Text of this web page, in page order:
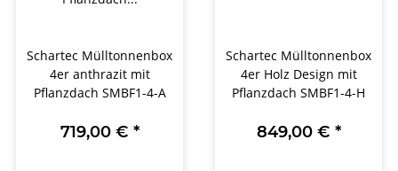
Schartec Mülltonnenbox
4er anthrazit mit
Pflanzdach SMBF1-4-A
719,00 € *
Schartec Mülltonnenbox
4er Holz Design mit
Pflanzdach SMBF1-4-H
849,00 € *